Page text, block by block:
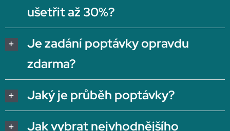
ušetřit až 30%?
Je zadání poptávky opravdu
zdarma?
Jaký je průběh poptávky?
Jak vybrat nejvhodnějšího